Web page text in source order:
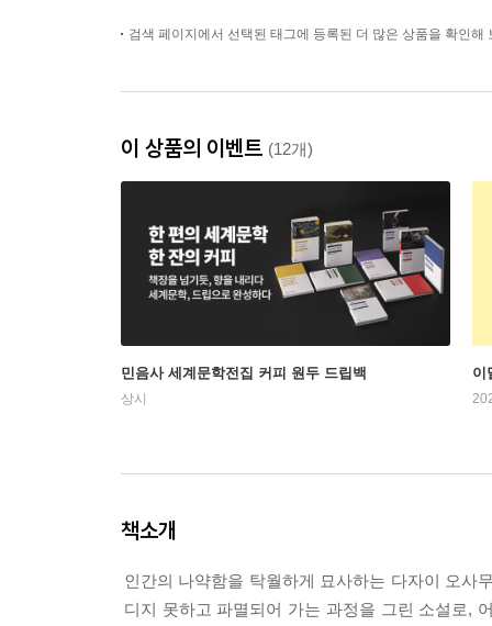
검색 페이지에서 선택된 태그에 등록된 더 많은 상품을 확인해
이 상품의 이벤트 (12개)
민음사 세계문학전집 커피 원두 드립백
상시
이
책소개
인간의 나약함을 탁월하게 묘사하는 다자이 오사
디지 못하고 파멸되어 가는 과정을 그린 소설로,